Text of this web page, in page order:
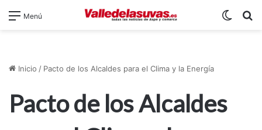
Menú
Inicio / Pacto de los Alcaldes para el Clima y la Energía
Pacto de los Alcaldes